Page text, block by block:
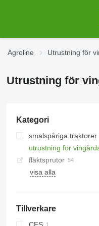
Agroline Utrustning för
Utrustning för
Kategori
smalspåriga traktorer
utrustning för
fläktsprutor
visa alla
Tillverkare